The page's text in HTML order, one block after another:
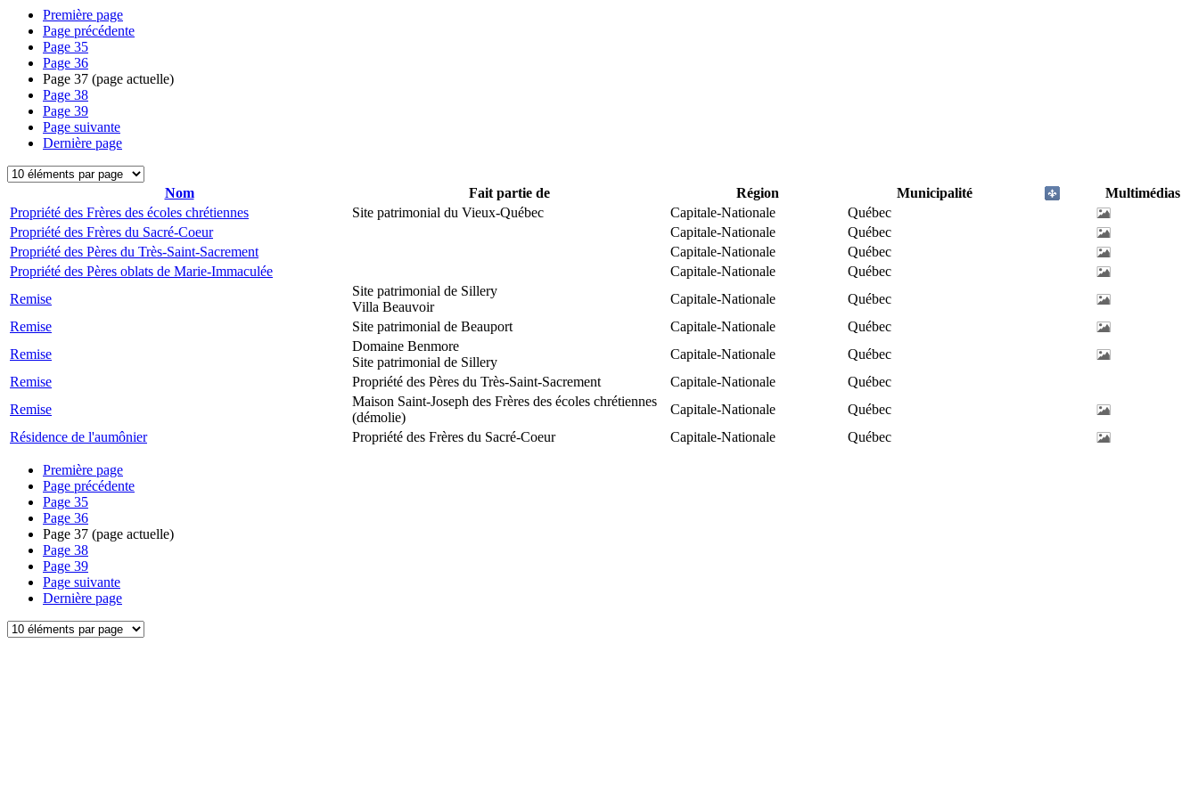
Première page
Page précédente
Page 35
Page 36
Page 37 (page actuelle)
Page 38
Page 39
Page suivante
Dernière page
Nom Fait partie de Région Municipalité
Multimédias
Propriété des Frères des écoles chrétiennes
Site patrimonial du Vieux-Québec Capitale-Nationale
Québec
Propriété des Frères du Sacré-Coeur
Capitale-Nationale
Québec
Propriété des Pères du Très-Saint-Sacrement
Capitale-Nationale
Québec
Propriété des Pères oblats de Marie-Immaculée
Capitale-Nationale
Québec
Remise
Site patrimonial de Sillery
Villa Beauvoir
Capitale-Nationale
Québec
Remise
Site patrimonial de Beauport Capitale-Nationale
Québec
Remise
Domaine Benmore
Site patrimonial de Sillery
Capitale-Nationale
Québec
Remise
Propriété des Pères du Très-Saint-Sacrement Capitale-Nationale
Québec
Remise
Maison Saint-Joseph des Frères des écoles chrétiennes
(démolie)
Capitale-Nationale
Québec
Résidence de l'aumônier
Propriété des Frères du Sacré-Coeur Capitale-Nationale Québec
Première page
Page précédente
Page 35
Page 36
Page 37 (page actuelle)
Page 38
Page 39
Page suivante
Dernière page